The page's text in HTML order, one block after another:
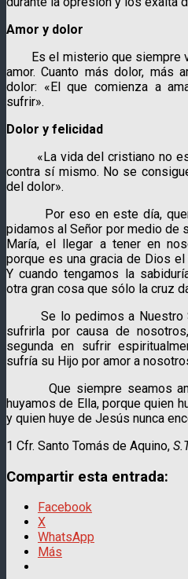
Amor y dolor
Es el misterio que siempre
amor. Cuanto más dolor, más
dolor: «El que comienza a
sufrir».
Dolor y felicidad
«La vida del cristiano no es
contra sí mismo. No se
del dolor».
Por eso en este día,
pidamos al Señor por medio de
María, el llegar a tener en
porque es una gracia de Dios
Y cuando tengamos la
otra gran cosa que sólo la cruz
Se lo pedimos a Nuestro
sufrirla por causa de
segunda en sufrir
sufría su Hijo por amor a
Que siempre seamos
huyamos de Ella, porque quien
y quien huye de Jesús nunca
1 Cfr. Santo Tomás de Aquino,
Compartir esta entrada:
Facebook
X
WhatsApp
Más